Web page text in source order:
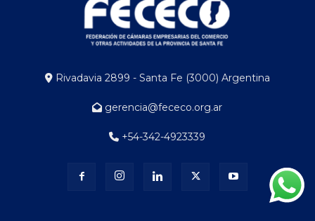
Rivadavia 2899 - Santa Fe (3000) Argentina
gerencia@fececo.org.ar
+54-342-4923339